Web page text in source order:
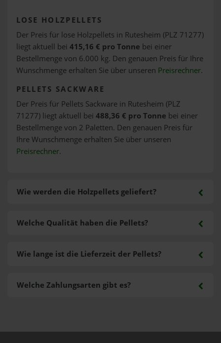
LOSE HOLZPELLETS
Der Preis für lose Holzpellets in Rutesheim (PLZ 71277)
liegt aktuell bei 415,16 € pro Tonne bei einer
Bestellmenge von 6.000 kg. Den genauen Preis für Ihre
Wunschmenge erhalten Sie über unseren Preisrechner.
PELLETS SACKWARE
Der Preis für Pellets Sackware in Rutesheim (PLZ
71277) liegt aktuell bei 488,36 € pro Tonne bei einer
Bestellmenge von 2 Paletten. Den genauen Preis für
Ihre Wunschmenge erhalten Sie über unseren
Preisrechner.
Wie werden die Holzpellets geliefert?
Welche Zahlungsarten gibt es?
Welche Qualität haben die Pellets?
Wie lange ist die Lieferzeit der Pellets?